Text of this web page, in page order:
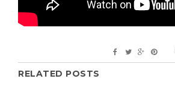
RELATED POSTS